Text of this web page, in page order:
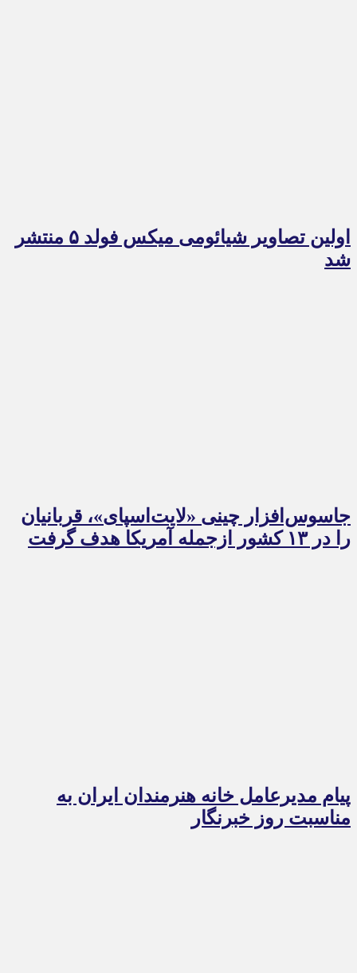
اولین تصاویر شیائومی میکس فولد ۵ منتشر
شد
جاسوس‌افزار چینی «لایت‌اسپای»، قربانیان
را در ۱۳ کشور ازجمله آمریکا هدف گرفت
پیام مدیرعامل خانه هنرمندان ایران به
مناسبت روز خبرنگار